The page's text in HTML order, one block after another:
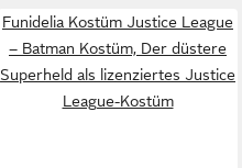
Funidelia Kostüm Justice League
– Batman Kostüm, Der düstere
Superheld als lizenziertes Justice
League-Kostüm